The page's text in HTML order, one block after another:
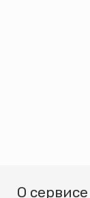
О сервисе